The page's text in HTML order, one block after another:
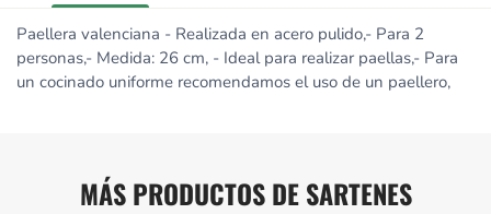
Paellera valenciana - Realizada en acero pulido,- Para 2
personas,- Medida: 26 cm, - Ideal para realizar paellas,- Para
un cocinado uniforme recomendamos el uso de un paellero,
MÁS PRODUCTOS DE SARTENES